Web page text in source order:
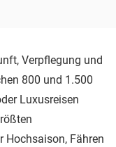
Verpflegung und
800 und 1.500
Luxusreisen
Hochsaison, Fähren